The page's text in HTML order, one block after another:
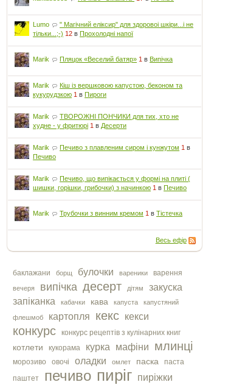
Lumo
" Магічний еліксир" для здоровоі шкіри...і не
тільки...;-) 12 вПрохолодні напої
Marik Пляцок «Веселий батяр» 1 вВипічка
Marik
Кіш із вершковою капустою, беконом та
кукурудзкою 1 вПироги
Marik
ТВОРОЖНІ ПОНЧИКИ для тих, хто не
худне - у фритюрі 1 в Десерти
Marik Печиво з плавленим сиром і кунжутом 1 в
Печиво
Marik
Печиво, що випікається у формі на плиті (
шишки, горішки, грибочки) з начинкою 1 вПечиво
Marik Трубочки з винним кремом 1 вТістечка
Весь ефір
баклажани борщ булочки вареники варення
вечеря випічка десерт дітям
закуска
запіканка
кабачки кава капуста капустяний
флешмоб картопля кекс кекси
конкурс конкурс рецептів з кулінарних книг
котлети кукорама курка мафіни млинці
морозиво овочі оладки омлет паска
паста
паштет
печиво пиріг пиріжки